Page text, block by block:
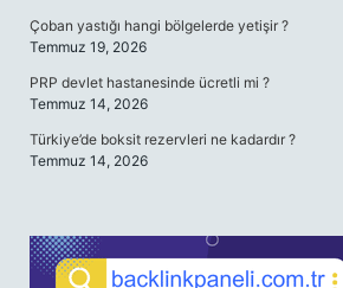
Çoban yastığı hangi bölgelerde yetişir ?
Temmuz 19, 2026
PRP devlet hastanesinde ücretli mi ?
Temmuz 14, 2026
Türkiye’de boksit rezervleri ne kadardır ?
Temmuz 14, 2026